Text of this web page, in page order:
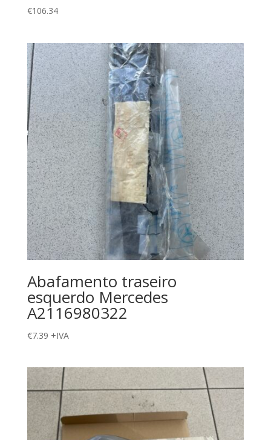
€106.34
Abafamento traseiro
esquerdo Mercedes
A2116980322
€7.39 +IVA